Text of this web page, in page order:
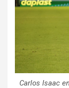
Carlos Isaac